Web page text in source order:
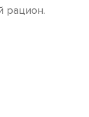
рацион.